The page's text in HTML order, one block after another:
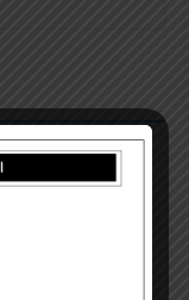
ध्यान आवश्यक’
अनिवार्य